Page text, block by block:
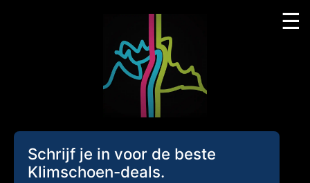
Schrijf je in voor de beste
Klimschoen-deals.
☰